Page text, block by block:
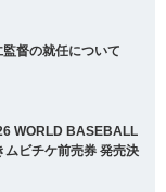
督の就任について
WORLD BASEBALL
ビチケ前売券 発売決